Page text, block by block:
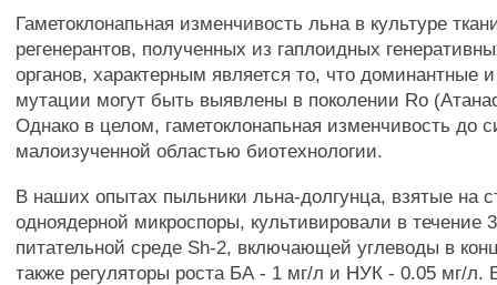
Гаметоклонапьная изменчивость льна в культуре
регенерантов, полученных из гаплоидных
органов, характерным является то, что доминантные
мутации могут быть выявлены в поколении Ro
Однако в целом, гаметоклонапьная изменчивость до
малоизученной областью биотехнологии.
В наших опытах пыльники льна-долгунца, взятые на
одноядерной микроспоры, культивировали в течение
питательной среде Sh-2, включающей углеводы в
также регуляторы роста БА - 1 мг/л и НУК - 0.05 мг/л.